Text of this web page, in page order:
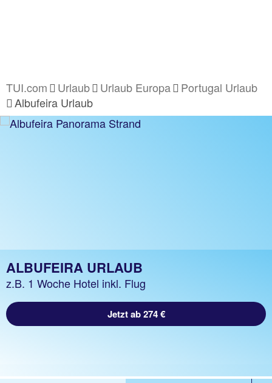
TUI.com Urlaub Urlaub Europa
Portugal Urlaub
Albufeira Urlaub
ALBUFEIRA URLAUB
z.B. 1 Woche Hotel inkl. Flug
Jetzt ab 274 €